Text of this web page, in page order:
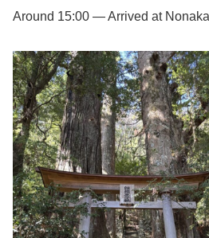
Around 15:00 — Arrived at